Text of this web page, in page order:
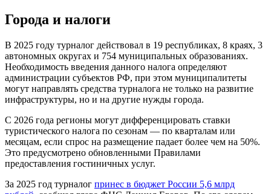
Города и налоги
В 2025 году турналог действовал в 19 республиках, 8 краях, 3
автономных округах и 754 муниципальных образованиях.
Необходимость введения данного налога определяют
администрации субъектов РФ, при этом муниципалитеты
могут направлять средства турналога не только на развитие
инфраструктуры, но и на другие нужды города.
С 2026 года регионы могут дифференцировать ставки
туристического налога по сезонам — по кварталам или
месяцам, если спрос на размещение падает более чем на 50%.
Это предусмотрено обновленными Правилами
предоставления гостиничных услуг.
За 2025 год турналог принес в бюджет России 5,6 млрд